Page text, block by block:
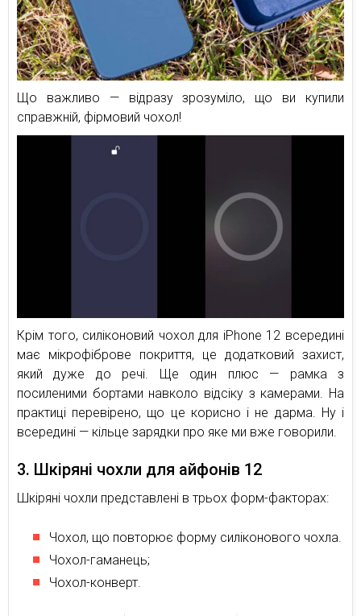
Що важливо — відразу зрозуміло, що ви купили
справжній, фірмовий чохол!
Крім того, силіконовий чохол для iPhone 12 всередині
має мікрофіброве покриття, це додатковий захист,
який дуже до речі. Ще один плюс — рамка з
посиленими бортами навколо відсіку з камерами. На
практиці перевірено, що це корисно і не дарма. Ну і
всередині — кільце зарядки про яке ми вже говорили.
3. Шкіряні чохли для айфонів 12
Шкіряні чохли представлені в трьох форм-факторах:
Чохол, що повторює форму силіконового чохла.
Чохол-гаманець;
Чохол-конверт.